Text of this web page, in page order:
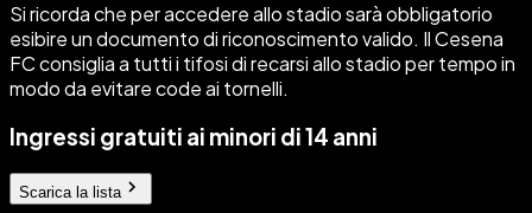
Si ricorda che per accedere allo stadio sarà obbligatorio
esibire un documento di riconoscimento valido. Il Cesena
FC consiglia a tutti i tifosi di recarsi allo stadio per tempo in
modo da evitare code ai tornelli.
Ingressi gratuiti ai minori di 14 anni
Scarica la lista